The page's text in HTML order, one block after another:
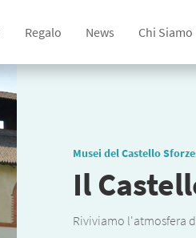
Regalo News Chi Siamo
Musei del Castello
Il
Riviviamo l'atmosfera